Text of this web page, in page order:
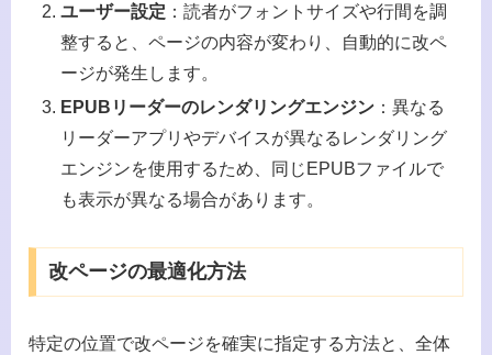
ユーザー設定 ：読者がフォントサイズや行間を調
整すると、ページの内容が変わり、自動的に改ペ
ージが発生します。
EPUBリーダーのレンダリングエンジン ：異なる
リーダーアプリやデバイスが異なるレンダリング
エンジンを使用するため、同じEPUBファイルで
も表示が異なる場合があります。
改ページの最適化方法
特定の位置で改ページを確実に指定する方法と、全体